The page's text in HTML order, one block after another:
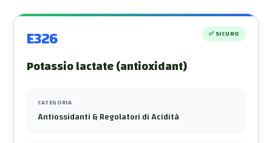
E326 ✅SICURO
Potassio lactate (antioxidant)
CATEGORIA
Antiossidanti & Regolatori di Acidità